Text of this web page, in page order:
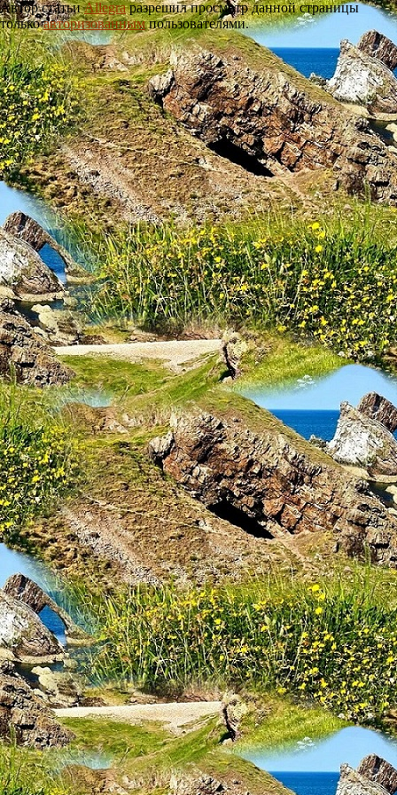
Автор статьиAllegraразрешил просмотр данной страницы
толькоавторизованнымпользователями.